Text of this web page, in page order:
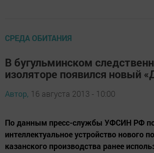
СРЕДА ОБИТАНИЯ
В бугульминском
изоляторе появился новый
Автор, 16 августа 2013 - 10:00
По данным пресс-службы УФСИН РФ
интеллектуальное устройство нового
казанского производства ранее